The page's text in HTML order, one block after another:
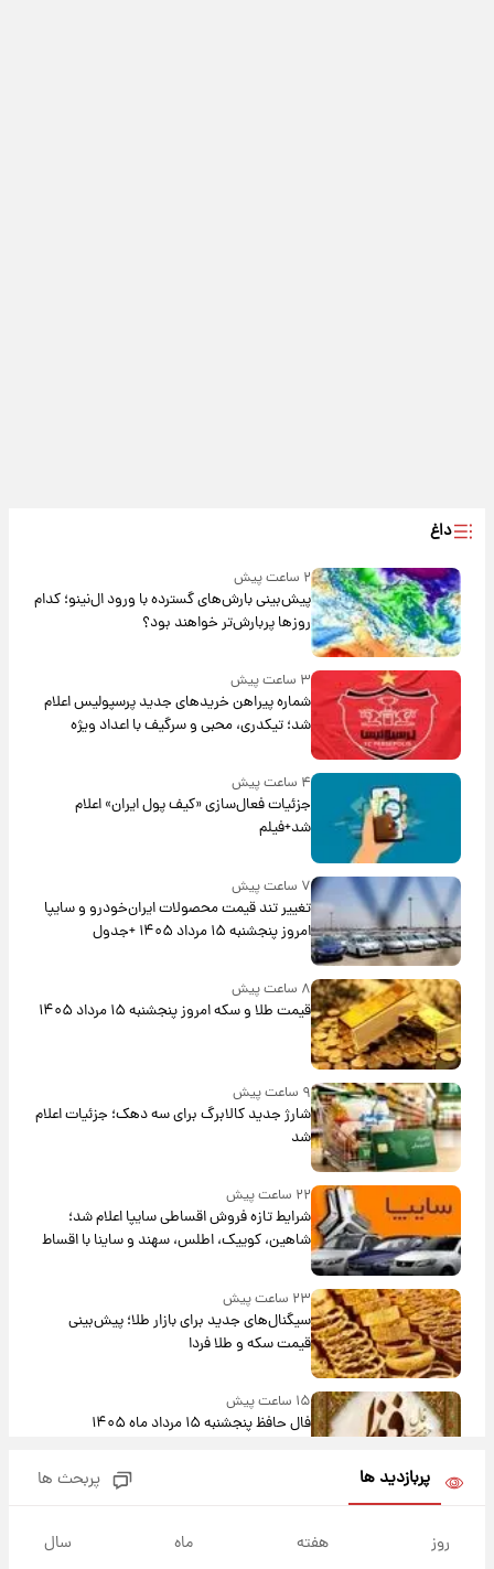
داغ
۲ ساعت پیش
پیش‌بینی بارش‌های گسترده با ورود ال‌نینو؛ کدام
روزها پربارش‌تر خواهند بود؟
۳ ساعت پیش
شماره پیراهن خریدهای جدید پرسپولیس اعلام
شد؛ تیکدری، محبی و سرگیف با اعداد ویژه
۴ ساعت پیش
جزئیات فعال‌سازی «کیف پول ایران» اعلام
شد+فیلم
۷ ساعت پیش
تغییر تند قیمت محصولات ایران‌خودرو و سایپا
امروز پنجشنبه ۱۵ مرداد ۱۴۰۵ +جدول
۸ ساعت پیش
قیمت طلا و سکه امروز پنجشنبه ۱۵ مرداد ۱۴۰۵
۹ ساعت پیش
شارژ جدید کالابرگ برای سه دهک؛ جزئیات اعلام
شد
۲۲ ساعت پیش
شرایط تازه فروش اقساطی سایپا اعلام شد؛
شاهین، کوییک، اطلس، سهند و ساینا با اقساط
بلندمدت + جدول
۲۳ ساعت پیش
سیگنال‌های جدید برای بازار طلا؛ پیش‌بینی
قیمت سکه و طلا فردا
۱۵ ساعت پیش
فال حافظ پنجشنبه ۱۵ مرداد ماه ۱۴۰۵
پربازدید ها پربحث ها
روز هفته ماه سال